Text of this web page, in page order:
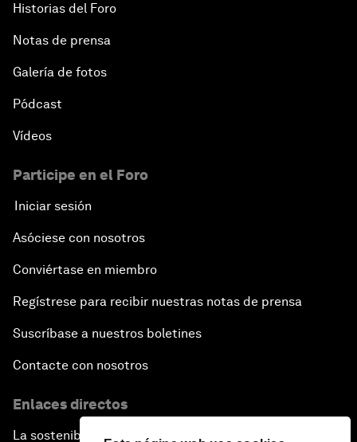
Historias del Foro
Notas de prensa
Galería de fotos
Pódcast
Vídeos
Participe en el Foro
Iniciar sesión
Asóciese con nosotros
Conviértase en miembro
Regístrese para recibir nuestras notas de prensa
Suscríbase a nuestros boletines
Contacte con nosotros
Enlaces directos
La sostenibilidad en el Foro